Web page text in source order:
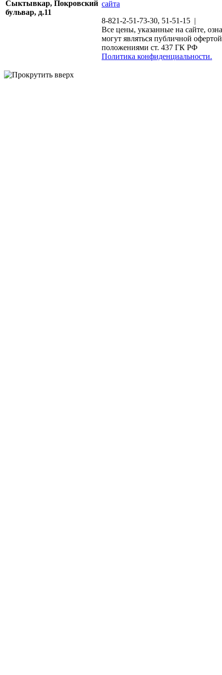
Сыктывкар, Покровский
бульвар, д.11
сайта
8-821-2-51-73-30, 51-51-15 |
Все цены, указанные на сайте,
могут являться публичной
положениями ст. 437 ГК РФ
Политика конфиденциальности.